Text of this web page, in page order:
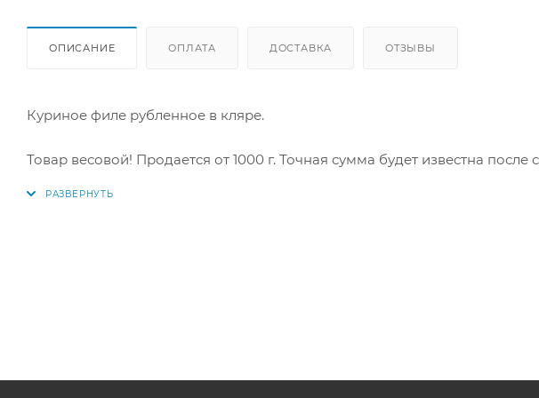
ОПИСАНИЕ ОПЛАТА ДОСТАВКА ОТЗЫВЫ
Куриное филе рубленное в кляре.
Товар весовой! Продается от 1000 г. Точная сумма будет известна после
Куриное филе рубленное в панировке «Нежные» — аппетитная